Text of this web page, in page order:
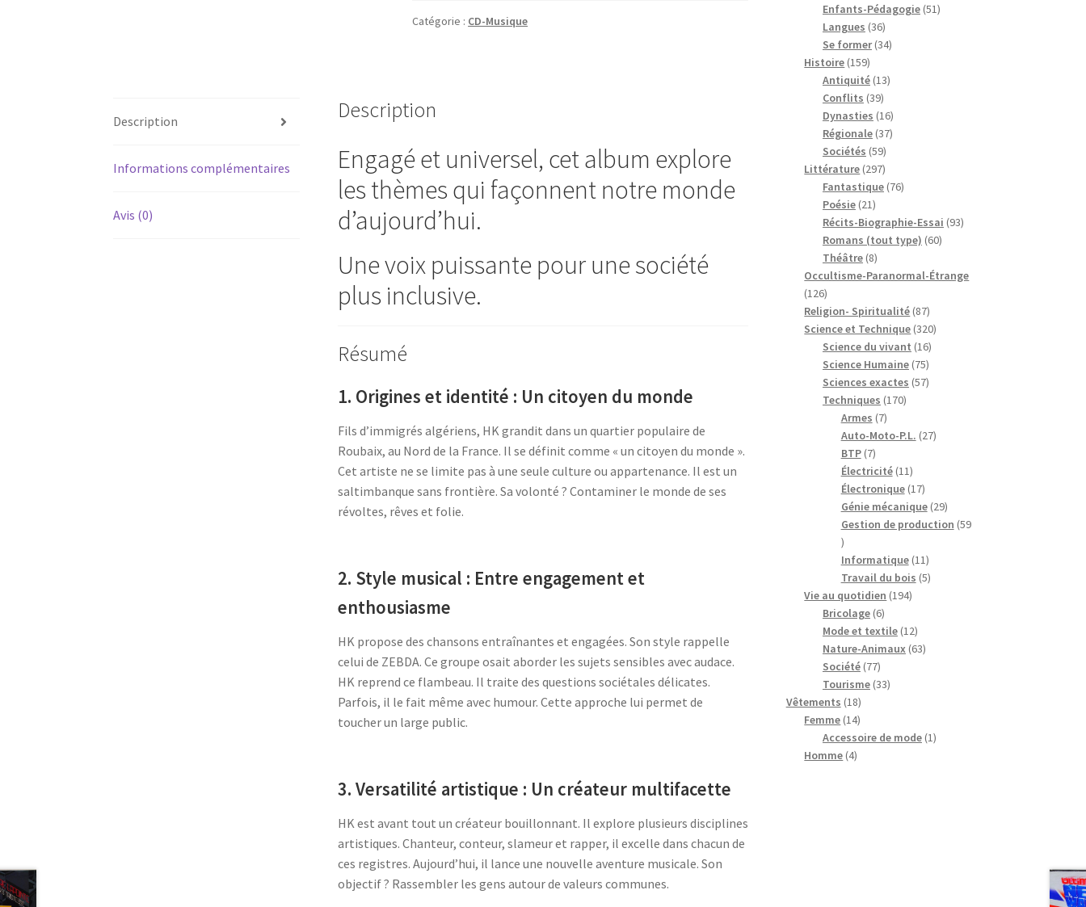
Catégorie : CD-Musique
Description
Informations complémentaires
Avis (0)
Description
Engagé et universel, cet album explore
les thèmes qui façonnent notre monde
d’aujourd’hui.
Une voix puissante pour une société
plus inclusive.
Résumé
1. Origines et identité : Un citoyen du monde
Fils d’immigrés algériens, HK grandit dans un quartier populaire de
Roubaix, au Nord de la France. Il se définit comme « un citoyen du monde ».
Cet artiste ne se limite pas à une seule culture ou appartenance. Il est un
saltimbanque sans frontière. Sa volonté ? Contaminer le monde de ses
révoltes, rêves et folie.
2. Style musical : Entre engagement et
enthousiasme
HK propose des chansons entraînantes et engagées. Son style rappelle
celui de ZEBDA. Ce groupe osait aborder les sujets sensibles avec audace.
HK reprend ce flambeau. Il traite des questions sociétales délicates.
Parfois, il le fait même avec humour. Cette approche lui permet de
toucher un large public.
3. Versatilité artistique : Un créateur multifacette
HK est avant tout un créateur bouillonnant. Il explore plusieurs disciplines
artistiques. Chanteur, conteur, slameur et rapper, il excelle dans chacun de
ces registres. Aujourd’hui, il lance une nouvelle aventure musicale. Son
objectif ? Rassembler les gens autour de valeurs communes.
produits
Enfants-Pédagogie 5151
Langues 3636
produits
Se former 3434
Histoire 159159
produits
Antiquité 1313
Conflits 3939
produits
Dynasties 1616
produits
Régionale 3737
Sociétés 5959
produits
Littérature 297297
produits
Fantastique 7676
Poésie 2121
produits
Récits-Biographie-Essai 9393
Romans (tout type) 6060
Théâtre 88
produits
Occultisme-Paranormal-Étrange
126126
produits
Religion- Spiritualité 8787
produits
Science et Technique 320320
Science du vivant 1616
produits
Science Humaine 7575
produits
Sciences exactes 5757
Techniques 170170
Armes 77
produits
Auto-Moto-P.L. 2727
BTP 77
produits
Électricité 1111
produits
Électronique 1717
produits
Génie mécanique 2929
produits
Gestion de production 59
59
produits
Informatique 1111
produits
Travail du bois 55
Vie au quotidien 194194
Bricolage 66
produits
Mode et textile 1212
produits
Nature-Animaux 6363
Société 7777
produits
Tourisme 3333
Vêtements 1818
produits
Femme 1414
produits
Accessoire de mode 11
Homme 44